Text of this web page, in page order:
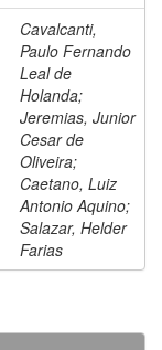
Cavalcanti,
Paulo Fernando
Leal de
Holanda;
Jeremias, Junior
Cesar de
Oliveira;
Caetano, Luiz
Antonio Aquino;
Salazar, Helder
Farias